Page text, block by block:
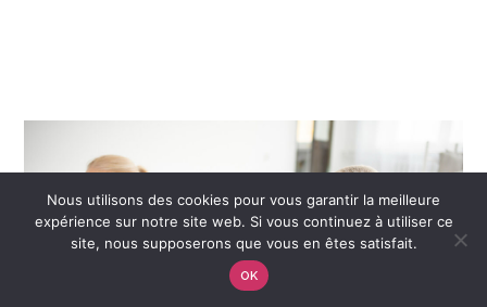
Nous utilisons des cookies pour vous garantir la meilleure
expérience sur notre site web. Si vous continuez à utiliser ce
site, nous supposerons que vous en êtes satisfait.
OK